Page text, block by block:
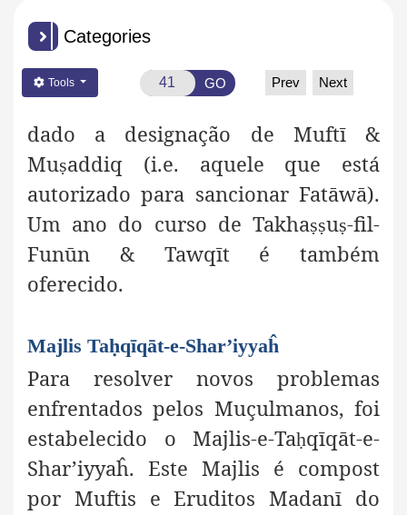
Categories
Tools GO Prev Next
dado a designação de Muftī &
Muṣaddiq (i.e. aquele que está
autorizado para sancionar Fatāwā).
Um ano do curso de Takhaṣṣuṣ-fil-
Funūn & Tawqīt é também
oferecido.
Majlis Taḥqīqāt-e-Shar’iyyaĥ
Para resolver novos problemas
enfrentados pelos Muçulmanos, foi
estabelecido o Majlis-e-Taḥqīqāt-e-
Shar’iyyaĥ. Este Majlis é compost
por Muftis e Eruditos Madanī do